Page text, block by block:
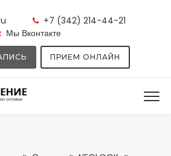
+7 (342) 214-44-21
Мы Вконтакте
ПРИЕМ ОНЛАЙН